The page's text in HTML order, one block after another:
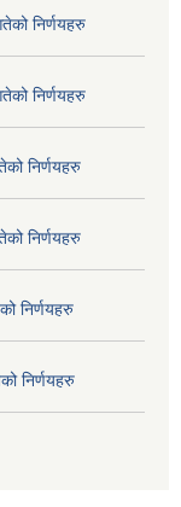
निर्णयहरु
निर्णयहरु
निर्णयहरु
निर्णयहरु
निर्णयहरु
निर्णयहरु